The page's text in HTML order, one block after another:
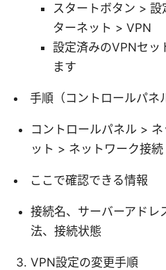
スタートボタン >
ターネット > VPN
設定済みのVPNセッ
ます
手順（コントロールパネ
コントロールパネル >
ット > ネットワーク接
ここで確認できる情報
接続名、サーバーアドレ
法、接続状態
VPN設定の変更手順